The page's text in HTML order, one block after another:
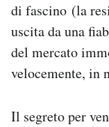
di fascino (la
uscita da una
del mercato
velocemente, in
Il segreto per